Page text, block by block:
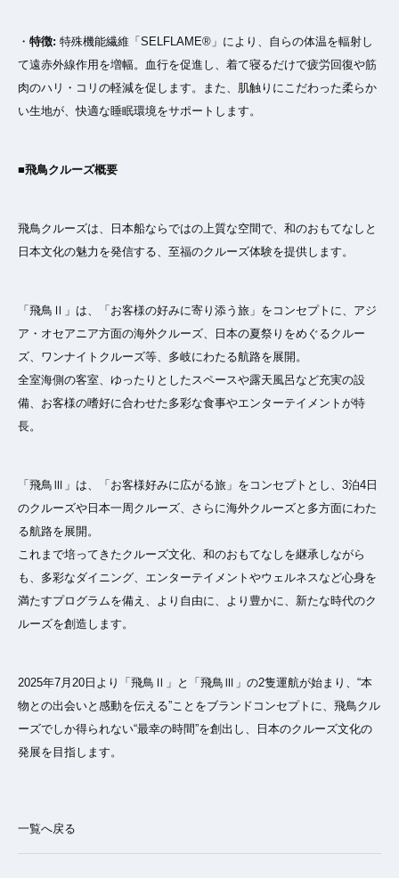
・ 特徴: 特殊機能繊維「SELFLAME®︎」により、自らの体温を輻射し
て遠赤外線作用を増幅。血行を促進し、着て寝るだけで疲労回復や筋
肉のハリ・コリの軽減を促します。また、肌触りにこだわった柔らか
い生地が、快適な睡眠環境をサポートします。
■飛鳥クルーズ概要
飛鳥クルーズは、日本船ならではの上質な空間で、和のおもてなしと
日本文化の魅力を発信する、至福のクルーズ体験を提供します。
「飛鳥Ⅱ」は、「お客様の好みに寄り添う旅」をコンセプトに、アジ
ア・オセアニア方面の海外クルーズ、日本の夏祭りをめぐるクルー
ズ、ワンナイトクルーズ等、多岐にわたる航路を展開。
全室海側の客室、ゆったりとしたスペースや露天風呂など充実の設
備、お客様の嗜好に合わせた多彩な食事やエンターテイメントが特
長。
「飛鳥Ⅲ」は、「お客様好みに広がる旅」をコンセプトとし、3泊4日
のクルーズや日本一周クルーズ、さらに海外クルーズと多方面にわた
る航路を展開。
これまで培ってきたクルーズ文化、和のおもてなしを継承しながら
も、多彩なダイニング、エンターテイメントやウェルネスなど心身を
満たすプログラムを備え、より自由に、より豊かに、新たな時代のク
ルーズを創造します。
2025年7月20日より「飛鳥Ⅱ」と「飛鳥Ⅲ」の2隻運航が始まり、“本
物との出会いと感動を伝える”ことをブランドコンセプトに、飛鳥クル
ーズでしか得られない“最幸の時間”を創出し、日本のクルーズ文化の
発展を目指します。
一覧へ戻る